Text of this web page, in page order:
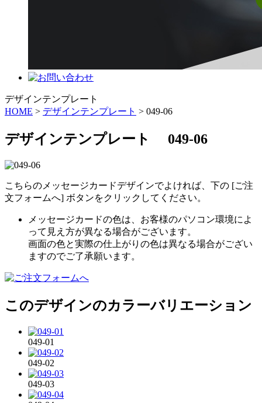
デザインテンプレート
HOME > デザインテンプレート > 049-06
デザインテンプレート 049-06
こちらのメッセージカードデザインでよければ、下の [ご注
文フォームへ] ボタンをクリックしてください。
メッセージカードの色は、お客様のパソコン環境によ
って見え方が異なる場合がございます。
画面の色と実際の仕上がりの色は異なる場合がござい
ますのでご了承願います。
このデザインのカラーバリエーション
049-01
049-02
049-03